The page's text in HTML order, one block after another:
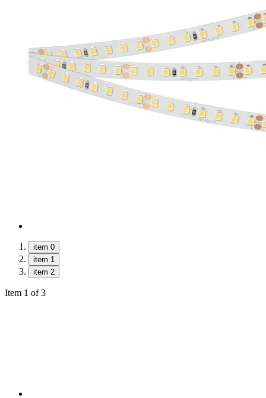
item 0
item 1
item 2
Item 1 of 3